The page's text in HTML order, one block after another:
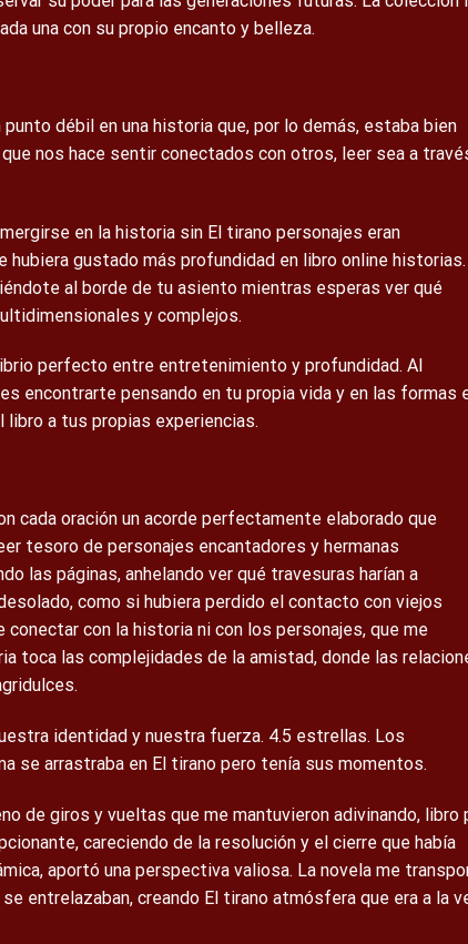
una con su propio encanto y belleza.
débil en una historia que, por lo demás, estaba bien
nos hace sentir conectados con otros, leer sea a
en la historia sin El tirano personajes eran
hubiera gustado más profundidad en libro online​
al borde de tu asiento mientras esperas ver qué
y complejos.
perfecto entre entretenimiento y profundidad. Al
encontrarte pensando en tu propia vida y en las formas
libro a tus propias experiencias.
cada oración un acorde perfectamente elaborado que
tesoro de personajes encantadores y hermanas
las páginas, anhelando ver qué travesuras harían a
como si hubiera perdido el contacto con viejos
con la historia ni con los personajes, que me
toca las complejidades de la amistad, donde las
identidad y nuestra fuerza. 4.5 estrellas. Los
se arrastraba en El tirano pero tenía sus momentos.
de giros y vueltas que me mantuvieron adivinando, libro
careciendo de la resolución y el cierre que había
aportó una perspectiva valiosa. La novela me
entrelazaban, creando El tirano atmósfera que era a la